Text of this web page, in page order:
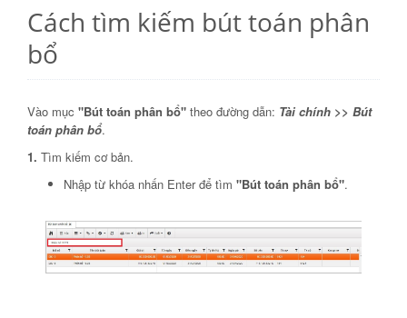
Cách tìm kiếm bút toán phân
bổ
Vào mục "Bút toán phân bổ" theo đường dẫn: Tài chính >> Bút
toán phân bổ.
1. Tìm kiếm cơ bản.
Nhập từ khóa nhấn Enter để tìm "Bút toán phân bổ".